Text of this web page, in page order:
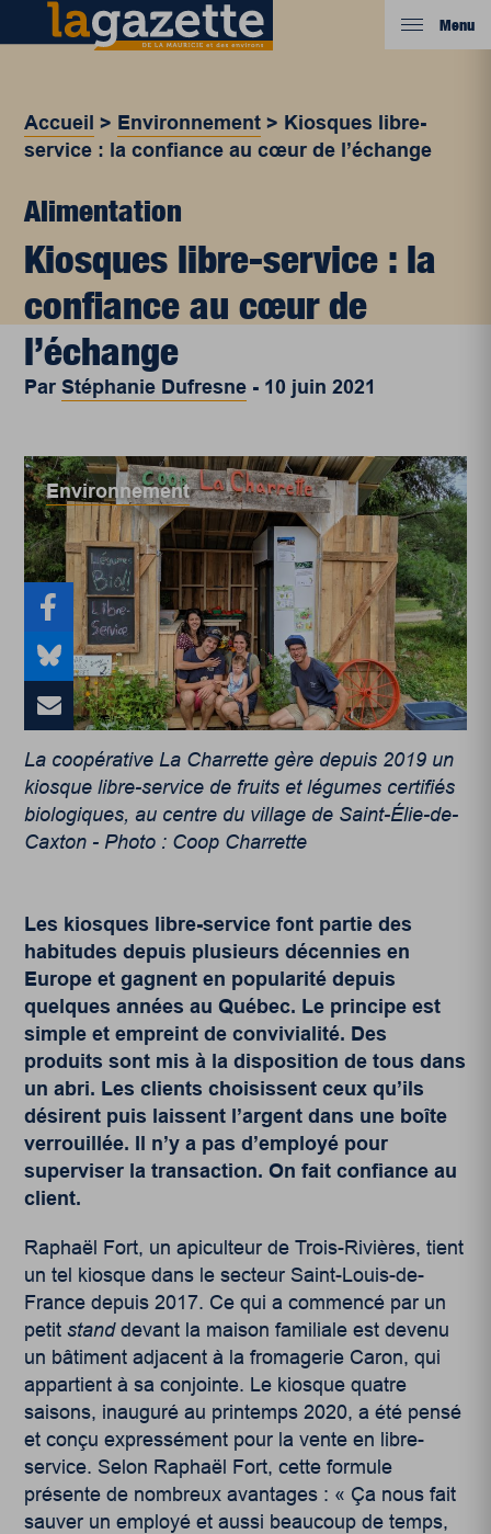
Menu
Accueil > Environnement > Kiosques libre-
service : la confiance au cœur de l’échange
Alimentation
Kiosques libre-service : la
confiance au cœur de
l’échange
ParStéphanie Dufresne - 10 juin 2021
Environnement
La coopérative La Charrette gère depuis 2019 un
kiosque libre-service de fruits et légumes certifiés
biologiques, au centre du village de Saint-Élie-de-
Caxton - Photo : Coop Charrette
Les kiosques libre-service font partie des
habitudes depuis plusieurs décennies en
Europe et gagnent en popularité depuis
quelques années au Québec. Le principe est
simple et empreint de convivialité. Des
produits sont mis à la disposition de tous dans
un abri. Les clients choisissent ceux qu’ils
désirent puis laissent l’argent dans une boîte
verrouillée. Il n’y a pas d’employé pour
superviser la transaction. On fait confiance au
client.
Raphaël Fort, un apiculteur de Trois-Rivières, tient
un tel kiosque dans le secteur Saint-Louis-de-
France depuis 2017. Ce qui a commencé par un
petitstanddevant la maison familiale est devenu
un bâtiment adjacent à la fromagerie Caron, qui
appartient à sa conjointe. Le kiosque quatre
saisons, inauguré au printemps 2020, a été pensé
et conçu expressément pour la vente en libre-
service. Selon Raphaël Fort, cette formule
présente de nombreux avantages : « Ça nous fait
sauver un employé et aussi beaucoup de temps,